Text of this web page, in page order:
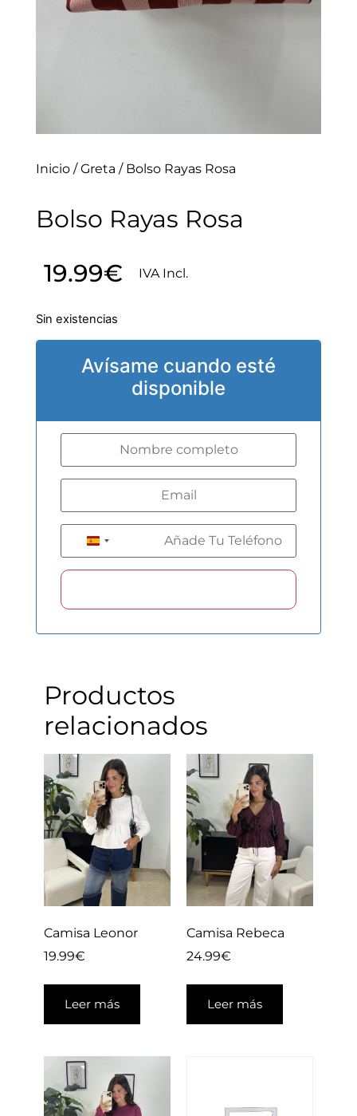
Inicio/Greta / Bolso Rayas Rosa
Bolso Rayas Rosa
19.99€ IVA Incl.
Sin existencias
Avísame cuando esté
disponible
Spain +34
Productos
relacionados
Camisa Leonor
19.99€
Leer más
Camisa Rebeca
24.99€
Leer más